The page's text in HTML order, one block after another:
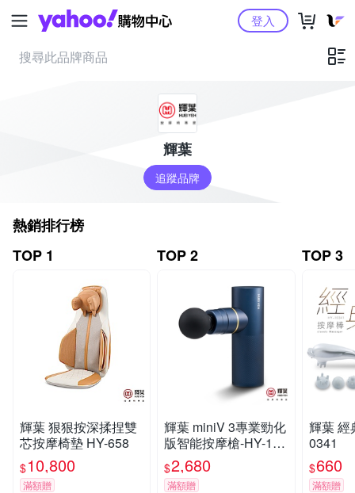
Yahoo購物中心登入
輝葉
追蹤品牌
熱銷排行榜
TOP 1
輝葉 狠狠按深揉捏雙
芯按摩椅墊 HY-658
$10,800
滿額贈
TOP 2
輝葉 miniV 3專業勁化
版智能按摩槍-HY-105
06
$2,680
滿額贈
TOP 3
輝葉 經
0341
$660
滿額贈